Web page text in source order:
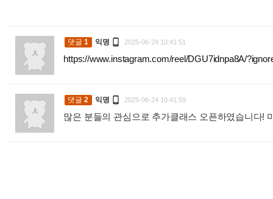
댓글 1 익명  2025-06-24 10:41:51
https://www.instagram.com/reel/DGU7idnpa8A/
댓글 2 익명  2025-06-24 10:41:59
많은 분들의 관심으로 추가클래스 오픈하였습니다!